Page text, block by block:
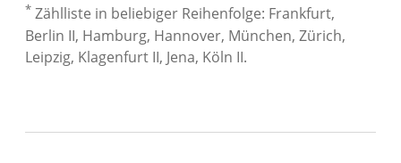
* Zählliste in beliebiger Reihenfolge: Frankfurt,
Berlin II, Hamburg, Hannover, München, Zürich,
Leipzig, Klagenfurt II, Jena, Köln II.